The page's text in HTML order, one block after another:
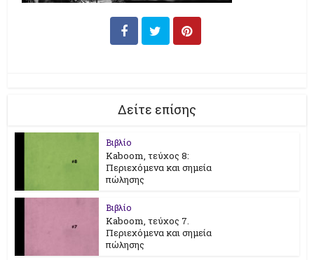
Δείτε επίσης
Βιβλίο
Kaboom, τεύχος 8:
Περιεχόμενα και σημεία
πώλησης
Βιβλίο
Kaboom, τεύχος 7.
Περιεχόμενα και σημεία
πώλησης